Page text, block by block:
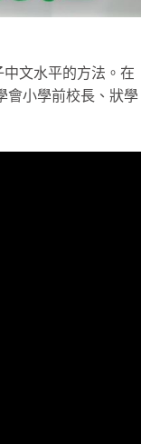
文水平的方法。在
會小學前校長、狀學